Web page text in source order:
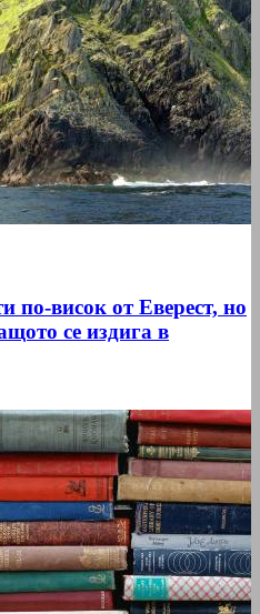
по-висок от Еверест, но
се издига в